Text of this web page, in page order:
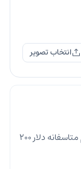
سلام وقت بخیر ، خلاصه و مفید بگم،به نظرم متاسفانه دلار ۲۰۰